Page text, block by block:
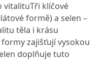
vitalituTři klíčové
formě) a selen –
těla i krásu
zajišťují vysokou
doplňuje tuto